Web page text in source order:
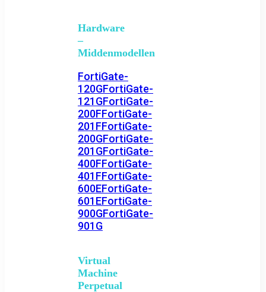
Hardware
–
Middenmodellen
FortiGate-
120GFortiGate-
121GFortiGate-
200FFortiGate-
201FFortiGate-
200GFortiGate-
201GFortiGate-
400FFortiGate-
401FFortiGate-
600EFortiGate-
601EFortiGate-
900GFortiGate-
901G
Virtual
Machine
Perpetual